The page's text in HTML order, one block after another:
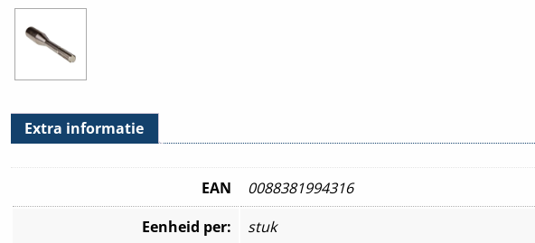
Extra informatie
EAN
0088381994316
Eenheid per:
stuk